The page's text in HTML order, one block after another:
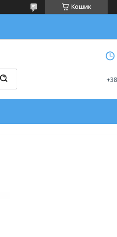
Кошик